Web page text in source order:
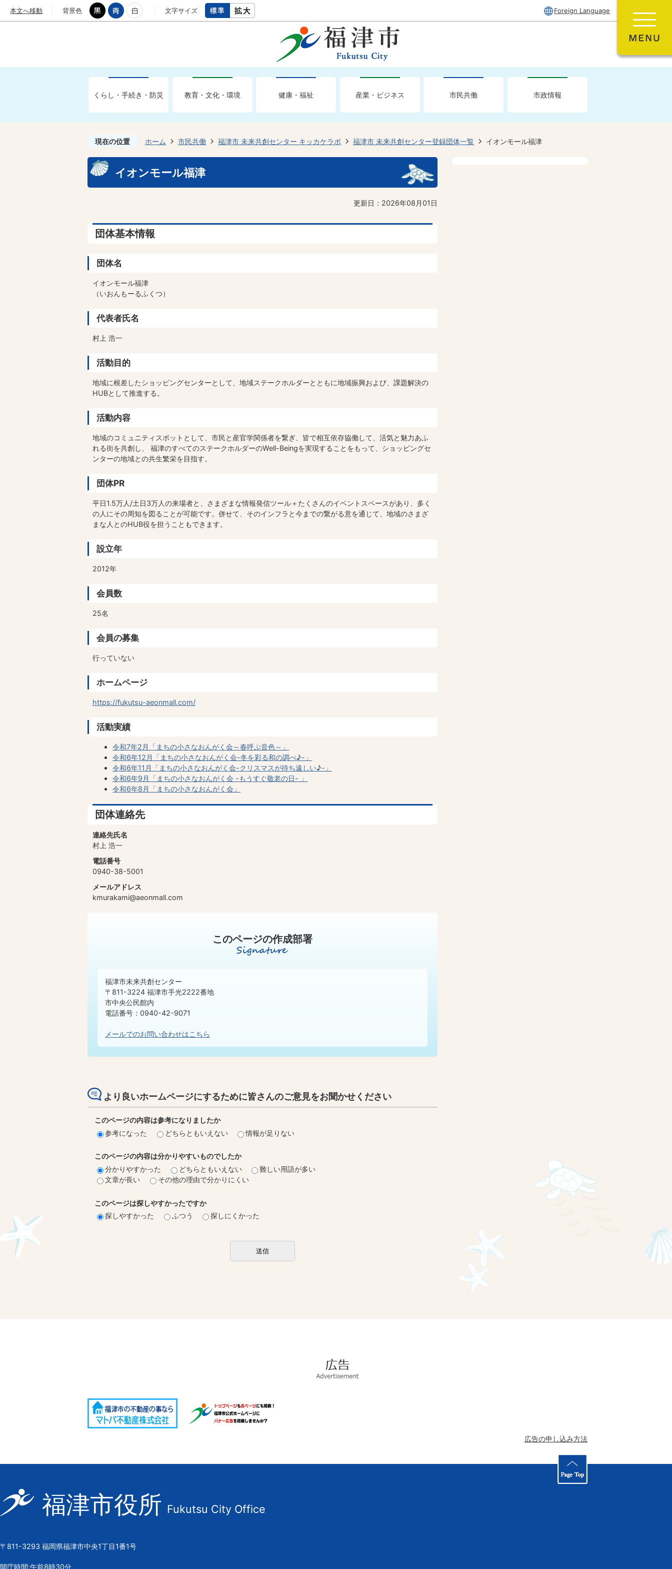
本文へ移動 背景色 文字サイズ Foreign Language
くらし・手続き・防災 教育・文化・環境 健康・福祉 産業・ビジネス 市民共働 市政情報
現在の位置 ホーム 市民共働 福津市 未来共創センター キッカケラボ 福津市 未来共創センター登録団体一覧 イオンモール福津
イオンモール福津
更新日：2026年08月01日
団体基本情報
団体名
イオンモール福津
（いおんもーるふくつ）
代表者氏名
村上 浩一
活動目的
地域に根差したショッピングセンターとして、地域ステークホルダーとともに地域振興および、課題解決の
HUBとして推進する。
活動内容
地域のコミュニティスポットとして、市民と産官学関係者を繋ぎ、皆で相互依存協働して、活気と魅力あふ
れる街を共創し、 福津のすべてのステークホルダーのWell-Beingを実現することをもって、ショッピングセ
ンターの地域との共生繁栄を目指す。
団体PR
平日1.5万人/土日3万人の来場者と、さまざまな情報発信ツール＋たくさんのイベントスペースがあり、多く
の人にその周知を図ることが可能です。併せて、そのインフラと今までの繋がる意を通じて、地域のさまざ
まな人とのHUB役を担うこともできます。
設立年
2012年
会員数
25名
会員の募集
行っていない
ホームページ
https://fukutsu-aeonmall.com/
活動実績
令和7年2月「まちの小さなおんがく会～春呼ぶ音色～」
令和6年12月「まちの小さなおんがく会-冬を彩る和の調べ♪-」
令和6年11月「まちの小さなおんがく会-クリスマスが待ち遠しい♪-」
令和6年9月「まちの小さなおんがく会 -もうすぐ敬老の日- 」
令和6年8月「まちの小さなおんがく会」
団体連絡先
連絡先氏名
村上 浩一
電話番号
0940-38-5001
メールアドレス
kmurakami@aeonmall.com
このページの作成部署
福津市未来共創センター
〒811-3224 福津市手光2222番地
市中央公民館内
電話番号：0940-42-9071
メールでのお問い合わせはこちら
より良いホームページにするために皆さんのご意見をお聞かせください
このページの内容は参考になりましたか
参考になった
どちらともいえない 情報が足りない
このページの内容は分かりやすいものでしたか
分かりやすかった
どちらともいえない
難しい用語が多い
文章が長い
その他の理由で分かりにくい
このページは探しやすかったですか
探しやすかった
ふつう 探しにくかった
告
広告の申し込み方法
福
津
市
福津市役所 Fukutsu City Office
〒811-3293 福岡県福津市中央1丁目1番1号
開庁時間:午前8時30分